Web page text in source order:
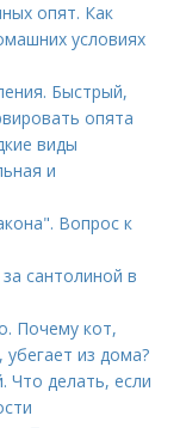
опят. Как
условиях
Быстрый,
опята
виды
и
Вопрос к
сантолиной в
Почему кот,
убегает из дома?
Что делать, если